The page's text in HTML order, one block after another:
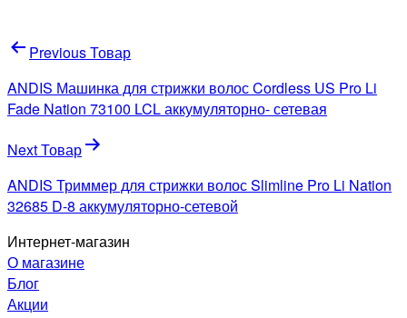
Навигация
по
записям
Previous Товар
ANDIS Машинка для стрижки волос Cordless US Pro Li
Fade Nation 73100 LCL аккумуляторно- сетевая
Next Товар
ANDIS Триммер для стрижки волос Slimline Pro Li Nation
32685 D-8 аккумуляторно-сетевой
Интернет-магазин
О магазине
Блог
Акции